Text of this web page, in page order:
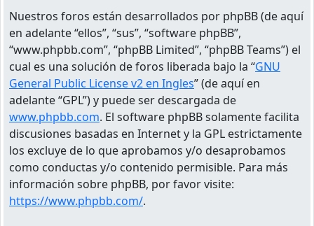
Nuestros foros están desarrollados por phpBB (de aquí
en adelante “ellos”, “sus”, “software phpBB”,
“www.phpbb.com”, “phpBB Limited”, “phpBB Teams”) el
cual es una solución de foros liberada bajo la “GNU
General Public License v2 en Ingles” (de aquí en
adelante “GPL”) y puede ser descargada de
www.phpbb.com. El software phpBB solamente facilita
discusiones basadas en Internet y la GPL estrictamente
los excluye de lo que aprobamos y/o desaprobamos
como conductas y/o contenido permisible. Para más
información sobre phpBB, por favor visite:
https://www.phpbb.com/.